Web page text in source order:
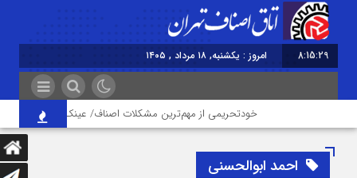
8:15:30 برابر با : Sunday - 9 August - 2026
خودتحریمی از مهم‌ترین مشکلات اصناف/ عینک کالای لوکس نیست
احمد ابوالحسنی